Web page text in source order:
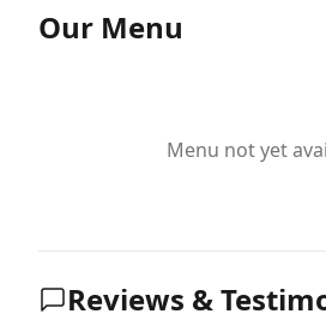
Our Menu
Menu not yet
Reviews &